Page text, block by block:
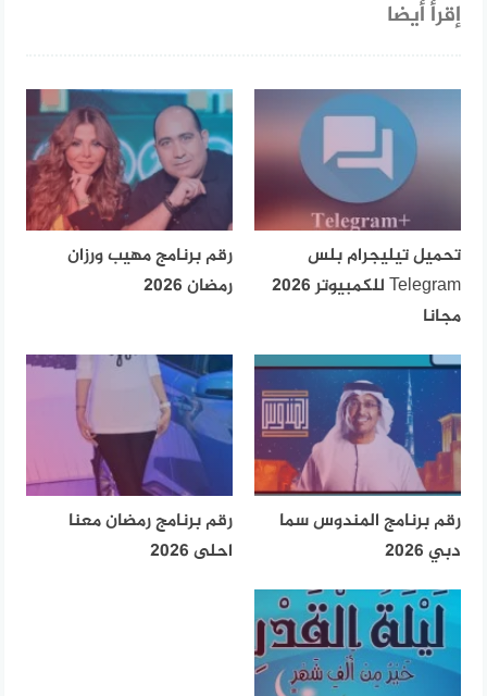
إقرأ أيضا
تحميل تيليجرام بلس
Telegram للكمبيوتر 2026
مجانا
رقم برنامج مهيب ورزان
رمضان 2026
رقم برنامج المندوس سما
دبي 2026
رقم برنامج رمضان معنا
احلى 2026